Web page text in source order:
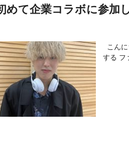
めて企業コラボに参加
こん
する フ